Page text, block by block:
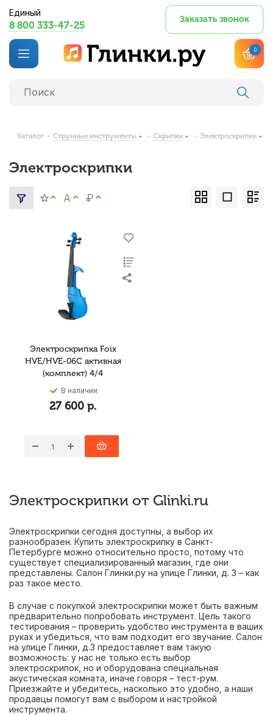
Единый
8 800 333-47-25
Заказать звонок
0
Каталог - Струнные инструменты - Скрипки - Электроскрипки
Электроскрипки
Электроскрипка Foix
HVE/HVE-06C активная
(комплект) 4/4
В наличии
27 600 р.
Электроскрипки от Glinki.ru
Электроскрипки сегодня доступны, а выбор их
разнообразен. Купить электроскрипку в Санкт-
Петербурге можно относительно просто, потому что
существует специализированный магазин, где они
представлены. Салон Глинки.ру на улице Глинки, д. 3 – как
раз такое место.
В случае с покупкой электроскрипки может быть важным
предварительно попробовать инструмент. Цель такого
тестирования – проверить удобство инструмента в ваших
руках и убедиться, что вам подходит его звучание. Салон
на улице Глинки, д.3 предоставляет вам такую
возможность: у нас не только есть выбор
электроскрипок, но и оборудована специальная
акустическая комната, иначе говоря – тест-рум.
Приезжайте и убедитесь, насколько это удобно, а наши
продавцы помогут вам с выбором и настройкой
инструмента.